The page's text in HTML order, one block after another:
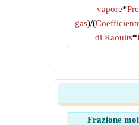
vapore*
gas)/(
di Raoults*
Frazione